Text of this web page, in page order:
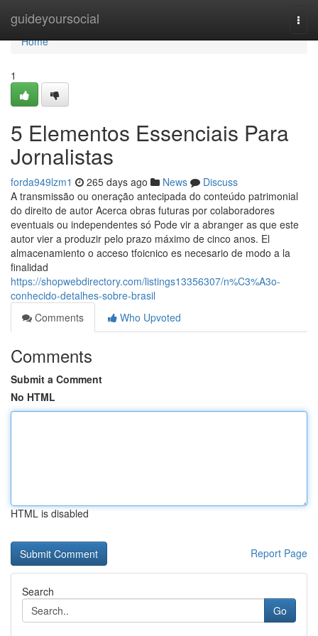
guideyoursocial
Home
Home
1
5 Elementos Essenciais Para
Jornalistas
forda949lzm1 265 days ago News
Discuss
A transmissão ou oneração antecipada do conteúdo patrimonial
do direito de autor Acerca obras futuras por colaboradores
eventuais ou independentes só Pode vir a abranger as que este
autor vier a produzir pelo prazo máximo de cinco anos. El
almacenamiento o acceso tfoicnico es necesario de modo a la
finalidad
https://shopwebdirectory.com/listings13356307/n%C3%A3o-
conhecido-detalhes-sobre-brasil
Comments
Who Upvoted
Comments
Submit a Comment
No HTML
HTML is disabled
Report Page
Search
Go